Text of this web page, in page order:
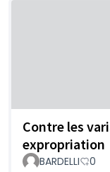
Contre les
expropriation
BARDELLI 0